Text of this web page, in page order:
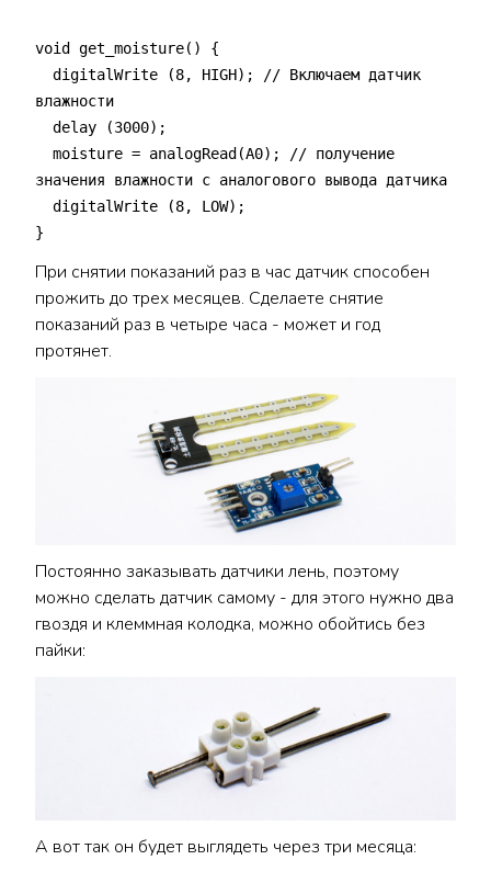
void get_moisture() {
digitalWrite (8, HIGH); // Включаем датчик
влажности
delay (3000);
moisture = analogRead(A0); // получение
значения влажности с аналогового вывода датчика
digitalWrite (8, LOW);
}
При снятии показаний раз в час датчик способен
прожить до трех месяцев. Сделаете снятие
показаний раз в четыре часа - может и год
протянет.
Постоянно заказывать датчики лень, поэтому
можно сделать датчик самому - для этого нужно два
гвоздя и клеммная колодка, можно обойтись без
пайки:
А вот так он будет выглядеть через три месяца: